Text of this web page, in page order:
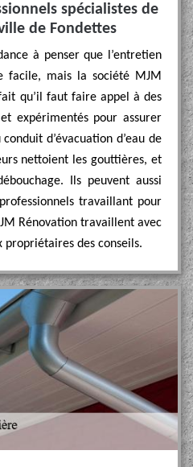
spécialistes de
de Fondettes
à penser que l’entretien
facile, mais la société MJM
qu’il faut faire appel à des
expérimentés pour assurer
d’évacuation d’eau de
nettoient les gouttières, et
Ils peuvent aussi
travaillant pour
Rénovation travaillent avec
des conseils.